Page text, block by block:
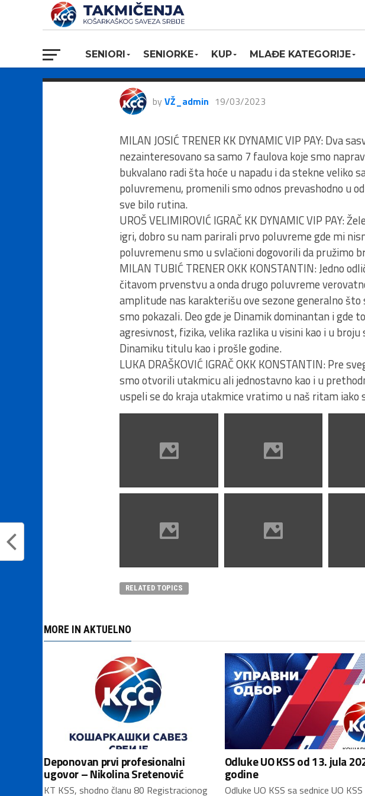
SENIORI SENIORKE KUP MLAĐE KATEGORIJE
Konstantin, 91:59
by VŽ_admin 19/03/2023
MILAN JOSIĆ TRENER KK DYNAMIC VIP PAY: Dva
nezainteresovano sa samo 7 faulova koje smo
bukvalano radi šta hoće u napadu i da stekne veliko
poluvremenu, promenili smo odnos prevashodno u
sve bilo rutina.
UROŠ VELIMIROVIĆ IGRAČ KK DYNAMIC VIP
igri, dobro su nam parirali prvo poluvreme gde mi
poluvremenu smo u svlačioni dogovorili da pružimo
MILAN TUBIĆ TRENER OKK KONSTANTIN: Jedno
čitavom prvenstvu a onda drugo poluvreme
amplitude nas karakterišu ove sezone generalno
smo pokazali. Deo gde je Dinamik dominantan i
agresivnost, fizika, velika razlika u visini kao i u
Dinamiku titulu kao i prošle godine.
LUKA DRAŠKOVIĆ IGRAČ OKK KONSTANTIN: Pre
smo otvorili utakmicu ali jednostavno kao i u
uspeli se do kraja utakmice vratimo u naš ritam iako
RELATED TOPICS
MORE IN AKTUELNO
Deponovan prvi profesionalni
ugovor – Nikolina Sretenović
KT KSS, shodno članu 80 Registracionog
Odluke UO KSS od 13. jula
godine
Odluke UO KSS sa sednice UO KSS